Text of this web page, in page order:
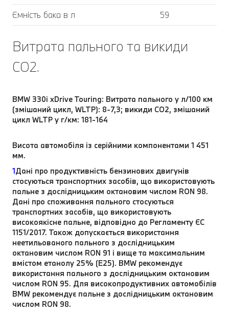
Ємність бака в л
59
Витрата пального та викиди
CO2.
BMW 330i xDrive Touring: Витрата пального у л/100 км
(змішаний цикл, WLTP): 8-7,3; викиди CO2, змішаний
цикл WLTP у г/км: 181-164
Висота автомобіля із серійними компонентами 1 451
мм.
1Дані про продуктивність бензинових двигунів
стосуються транспортних засобів, що використовують
пальне з дослідницьким октановим числом RON 98.
Дані про споживання пального стосуються
транспортних засобів, що використовують
високоякісне пальне, відповідно до Регламенту ЄС
1151/2017. Також допускається використання
неетильованого пального з дослідницьким
октановим числом RON 91 і вище та максимальним
вмістом етанолу 25% (E25). BMW рекомендує
використання пального з дослідницьким октановим
числом RON 95. Для високопродуктивних автомобілів
BMW рекомендує пальне з дослідницьким октановим
числом RON 98.